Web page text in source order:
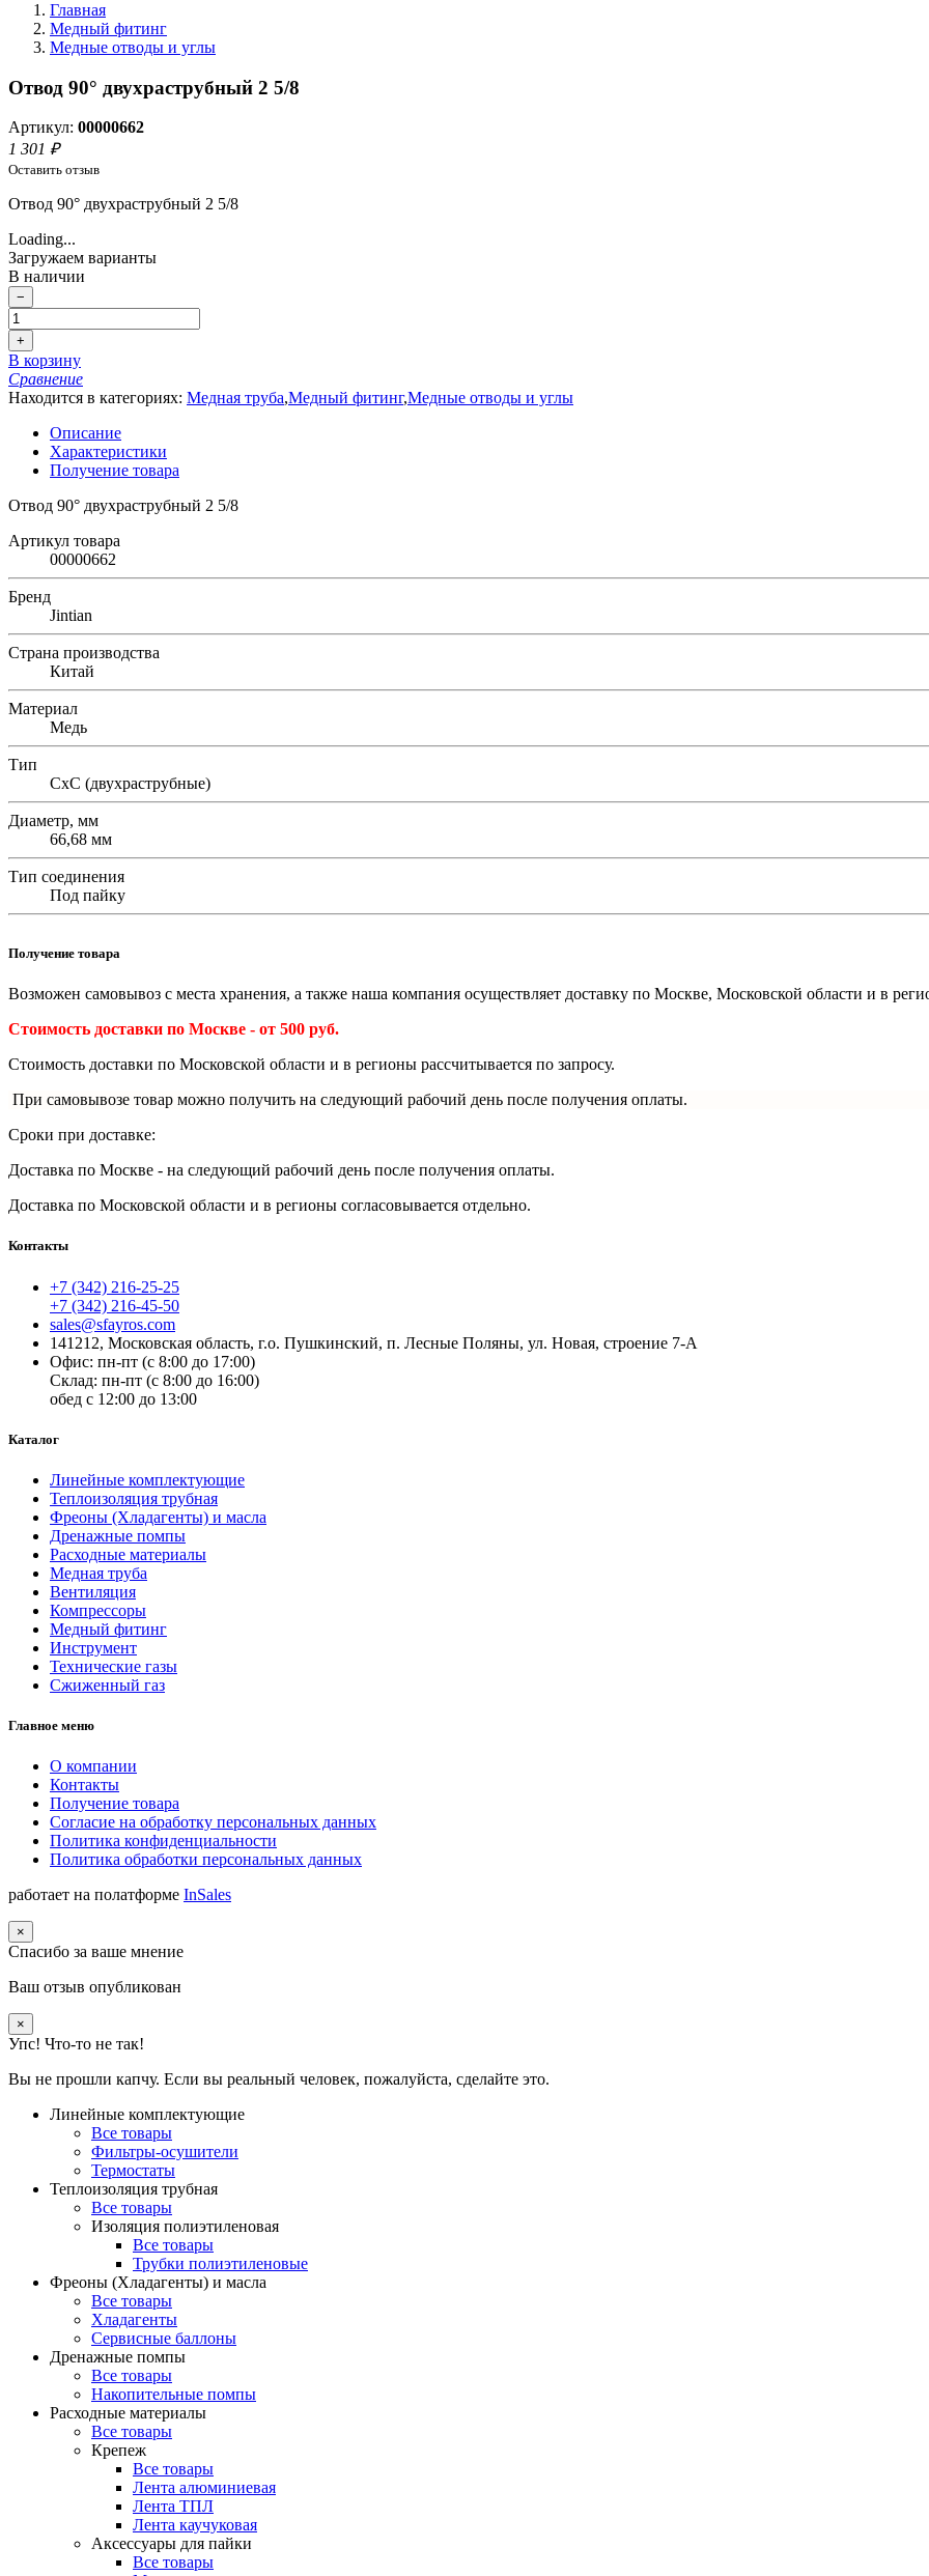
Главная
Медный фитинг
Медные отводы и углы
Отвод 90° двухраструбный 2 5/8
Артикул: 00000662
1 301 ₽
Оставить отзыв
Отвод 90° двухраструбный 2 5/8
Loading...
Загружаем варианты
В наличии
−
+
В корзину
Сравнение
Находится в категориях: Медная труба,Медный фитинг,Медные отводы и углы
Описание
Характеристики
Получение товара
Отвод 90° двухраструбный 2 5/8
Артикул товара
00000662
Бренд
Jintian
Страна производства
Китай
Материал
Медь
Тип
СхС (двухраструбные)
Диаметр, мм
66,68 мм
Тип соединения
Под пайку
Получение товара
Возможен самовывоз с места хранения, а также наша компания осуществляет доставку по Москве, Московской области и в
Стоимость доставки по Москве - от 500 руб.
Стоимость доставки по Московской области и в регионы рассчитывается по запросу.
При самовывозе товар можно получить на следующий рабочий день после получения оплаты.
Сроки при доставке:
Доставка по Москве - на следующий рабочий день после получения оплаты.
Доставка по Московской области и в регионы согласовывается отдельно.
Контакты
+7 (342) 216-25-25
+7 (342) 216-45-50
sales@sfayros.com
141212, Московская область, г.о. Пушкинский, п. Лесные Поляны, ул. Новая, строение 7-А
Офис: пн-пт (с 8:00 до 17:00)
Склад: пн-пт (с 8:00 до 16:00)
обед с 12:00 до 13:00
Каталог
Линейные комплектующие
Теплоизоляция трубная
Фреоны (Хладагенты) и масла
Дренажные помпы
Расходные материалы
Медная труба
Вентиляция
Компрессоры
Медный фитинг
Инструмент
Технические газы
Сжиженный газ
Главное меню
О компании
Контакты
Получение товара
Согласие на обработку персональных данных
Политика конфиденциальности
Политика обработки персональных данных
работает на полатформе InSales
×
Спасибо за ваше мнение
Ваш отзыв опубликован
×
Упс! Что-то не так!
Вы не прошли капчу. Если вы реальный человек, пожалуйста, сделайте это.
Линейные комплектующие
Все товары
Фильтры-осушители
Термостаты
Теплоизоляция трубная
Все товары
Изоляция полиэтиленовая
Все товары
Трубки полиэтиленовые
Фреоны (Хладагенты) и масла
Все товары
Хладагенты
Сервисные баллоны
Дренажные помпы
Все товары
Накопительные помпы
Расходные материалы
Все товары
Крепеж
Все товары
Лента алюминиевая
Лента ТПЛ
Лента каучуковая
Аксессуары для пайки
Все товары